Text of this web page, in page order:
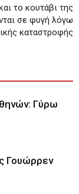
το κουτάβι της
σε φυγή λόγω
καταστροφής
Γύρω
Γουώρρεν